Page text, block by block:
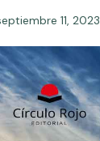
11, 2023